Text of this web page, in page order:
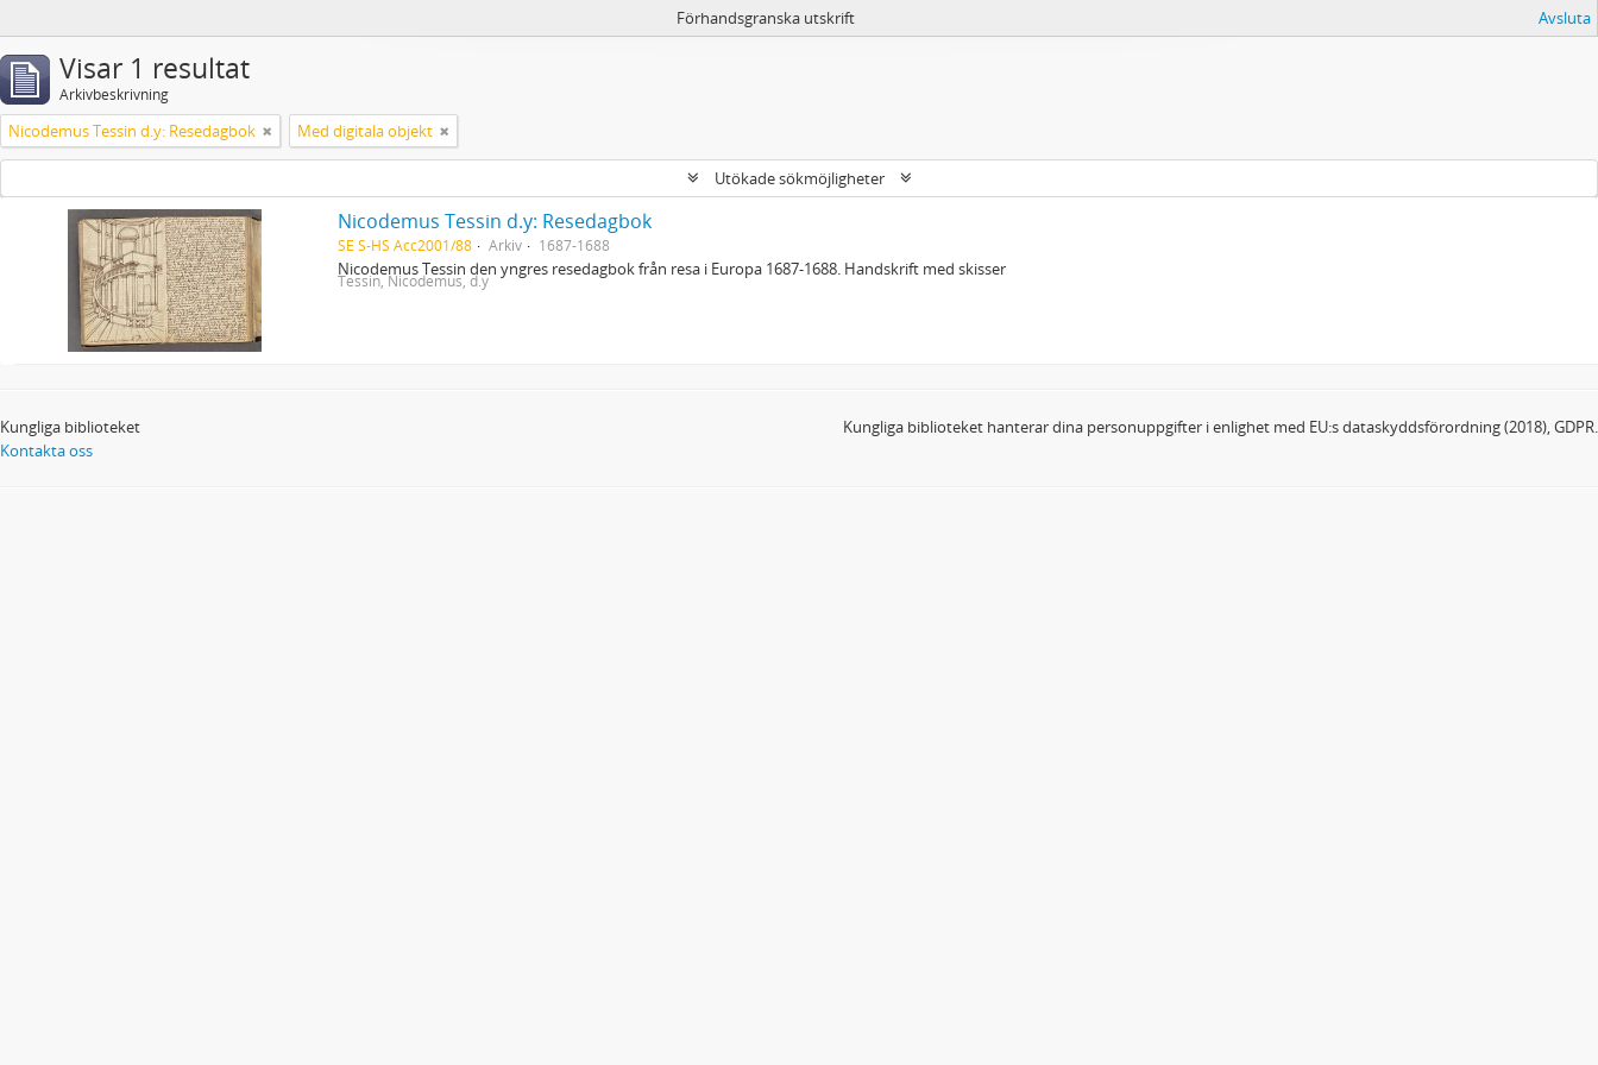
Förhandsgranska utskrift Avsluta
Visar 1 resultat
Arkivbeskrivning
Nicodemus Tessin d.y: Resedagbok Med digitala objekt
Utökade sökmöjligheter
Nicodemus Tessin d.y: Resedagbok
SE S-HS Acc2001/88 Arkiv 1687-1688
Nicodemus Tessin den yngres resedagbok från resa i Europa 1687-1688. Handskrift med skisser
Tessin, Nicodemus, d.y
Kungliga biblioteket
Kontakta oss
Kungliga biblioteket hanterar dina personuppgifter i enlighet med EU:s dataskyddsförordning (2018), GDPR.